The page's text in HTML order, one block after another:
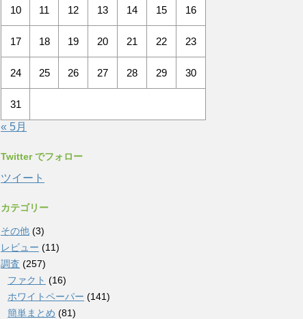
10 11 12 13 14 15 16
17 18 19 20 21 22 23
24 25 26 27 28 29 30
31
« 5月
Twitter でフォロー
ツイート
カテゴリー
その他 (3)
レビュー (11)
調査 (257)
ファクト (16)
ホワイトペーパー (141)
簡単まとめ (81)